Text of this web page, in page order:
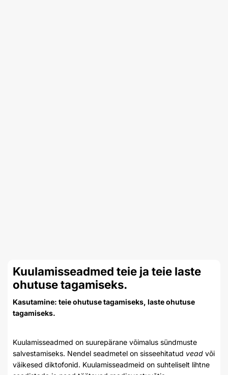
Kuulamisseadmed teie ja teie laste
ohutuse tagamiseks.
Kasutamine: teie ohutuse tagamiseks, laste ohutuse
tagamiseks.
Kuulamisseadmed on suurepärane võimalus sündmuste
salvestamiseks. Nendel seadmetel on sisseehitatud vead või
väikesed diktofonid. Kuulamisseadmeid on suhteliselt lihtne